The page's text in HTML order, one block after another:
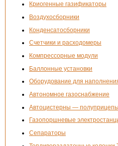
Криогенные газификаторы
Воздухосборники
Конденсатосборники
Счетчики и расходомеры
Компрессорные модули
Баллонные установки
Оборудование для
Автономное газоснабжение
Автоцистерны — полуприцепы
Газопоршневые
Сепараторы